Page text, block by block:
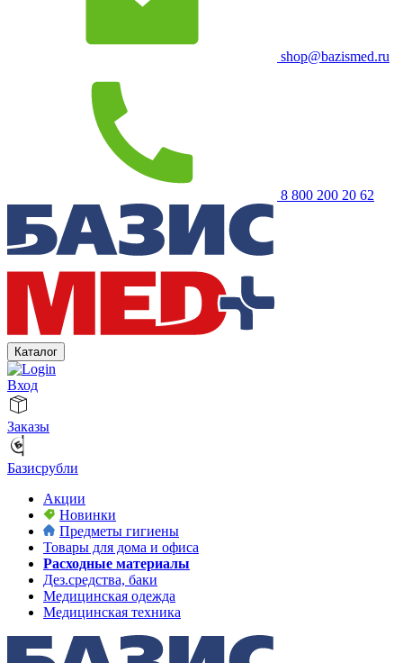
shop@bazismed.ru
8 800 200 20 62
Каталог
Вход
Заказы
Базисрубли
Акции
Новинки
Предметы гигиены
Товары для дома и офиса
Расходные материалы
Дез.средства, баки
Медицинская одежда
Медицинская техника